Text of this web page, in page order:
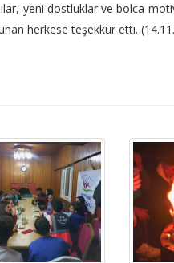
yeni dostluklar ve bolca
herkese teşekkür etti.